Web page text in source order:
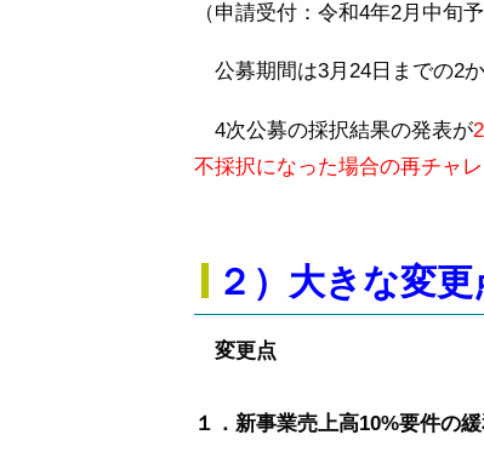
（申請受付：令和4年2月中旬予
公募期間は3月24日までの2
4次公募の採択結果の発表が
不採択になった場合の再チャ
２）大きな変
変更点
１．新事業売上高10%要件の緩